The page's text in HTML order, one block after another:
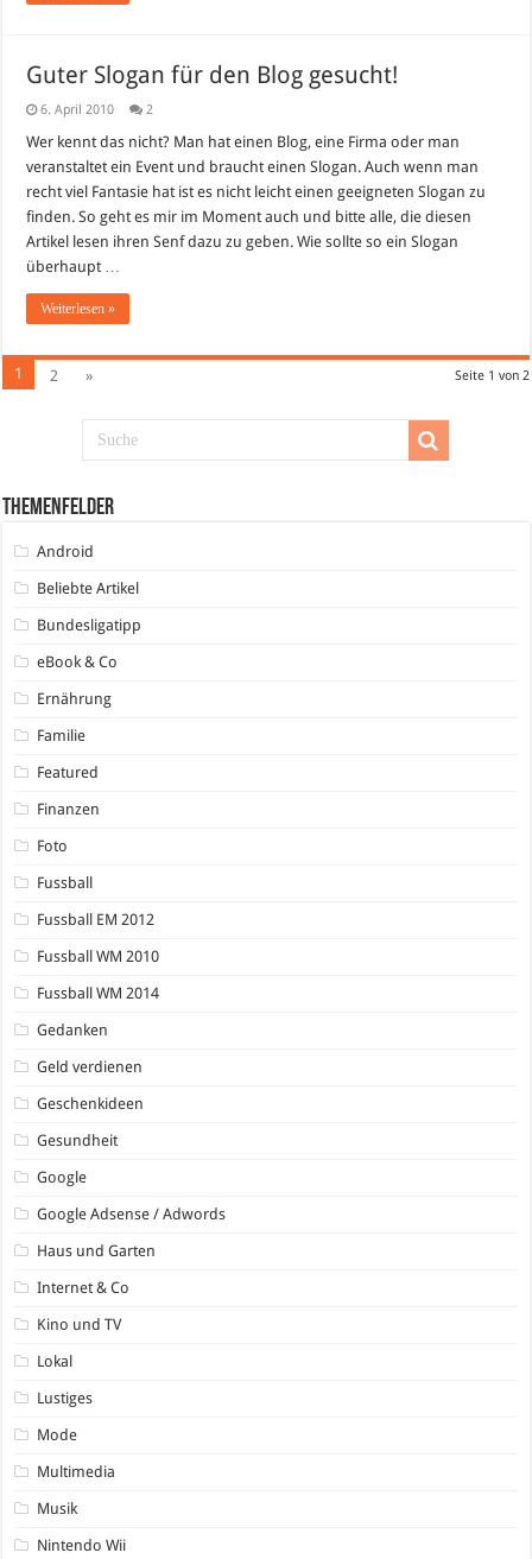
Guter Slogan für den Blog gesucht!
6. April 2010 2
Wer kennt das nicht? Man hat einen Blog, eine Firma oder man
veranstaltet ein Event und braucht einen Slogan. Auch wenn man
recht viel Fantasie hat ist es nicht leicht einen geeigneten Slogan zu
finden. So geht es mir im Moment auch und bitte alle, die diesen
Artikel lesen ihren Senf dazu zu geben. Wie sollte so ein Slogan
überhaupt …
Weiterlesen »
Seite 1 von 2
1 2 »
Themenfelder
Android
Beliebte Artikel
Bundesligatipp
eBook & Co
Ernährung
Familie
Featured
Finanzen
Foto
Fussball
Fussball EM 2012
Fussball WM 2010
Fussball WM 2014
Gedanken
Geld verdienen
Geschenkideen
Gesundheit
Google
Google Adsense / Adwords
Haus und Garten
Internet & Co
Kino und TV
Lokal
Lustiges
Mode
Multimedia
Musik
Nintendo Wii